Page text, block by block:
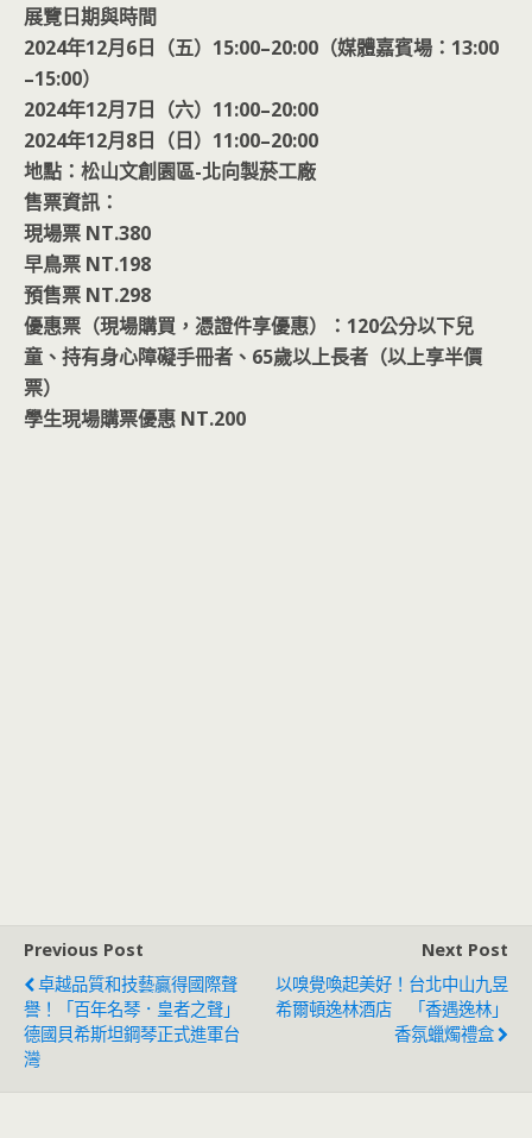
展覽日期與時間
2024年12月6日（五）15:00–20:00（媒體嘉賓場：13:00
–15:00）
2024年12月7日（六）11:00–20:00
2024年12月8日（日）11:00–20:00
地點：松山文創園區-北向製菸工廠
售票資訊：
現場票 NT.380
早鳥票 NT.198
預售票 NT.298
優惠票（現場購買，憑證件享優惠）：120公分以下兒
童、持有身心障礙手冊者、65歲以上長者（以上享半價
票）
學生現場購票優惠 NT.200
Previous Post
卓越品質和技藝贏得國際聲
譽！「百年名琴．皇者之聲」
德國貝希斯坦鋼琴正式進軍台
灣
Next Post
以嗅覺喚起美好！台北中山九昱
希爾頓逸林酒店 「香遇逸林」
香氛蠟燭禮盒